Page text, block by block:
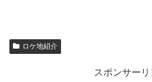
ロケ地紹介
スポンサーリ